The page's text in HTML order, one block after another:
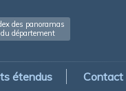
des panoramas
du département
étendus Contact